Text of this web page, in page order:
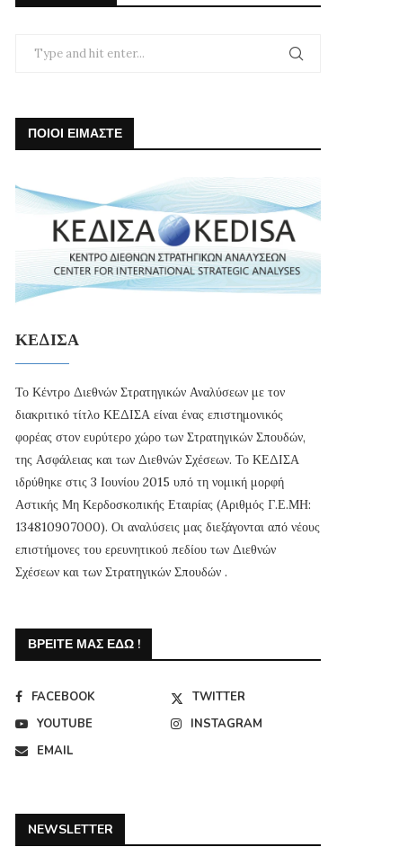
ΠΟΙΟΙ ΕΙΜΑΣΤΕ
ΚΕΔΙΣΑ
Το Κέντρο Διεθνών Στρατηγικών Αναλύσεων με τον
διακριτικό τίτλο ΚΕΔΙΣΑ είναι ένας επιστημονικός
φορέας στον ευρύτερο χώρο των Στρατηγικών Σπουδών,
της Ασφάλειας και των Διεθνών Σχέσεων. Το ΚΕΔΙΣΑ
ιδρύθηκε στις 3 Ιουνίου 2015 υπό τη νομική μορφή
Αστικής Μη Κερδοσκοπικής Εταιρίας (Αριθμός Γ.Ε.ΜΗ:
134810907000). Οι αναλύσεις μας διεξάγονται από νέους
επιστήμονες του ερευνητικού πεδίου των Διεθνών
Σχέσεων και των Στρατηγικών Σπουδών .
ΒΡΕΊΤΕ ΜΑΣ ΕΔΏ !
FACEBOOK
TWITTER
YOUTUBE
INSTAGRAM
EMAIL
NEWSLETTER